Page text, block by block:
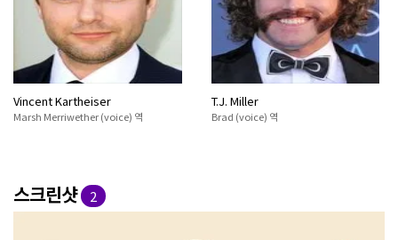
Vincent Kartheiser
Marsh Merriwether (voice) 역
T.J. Miller
Brad (voice) 역
스크린샷 2